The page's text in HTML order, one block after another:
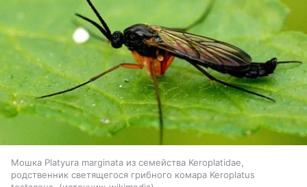
Мошка Platyura marginata из семейства Keroplatidae,
родственник светящегося грибного комара Keroplatus